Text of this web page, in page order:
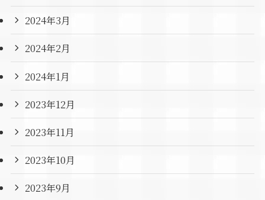
2024年3月
2024年2月
2024年1月
2023年12月
2023年11月
2023年10月
2023年9月